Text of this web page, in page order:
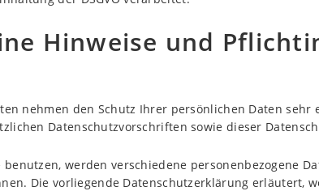
Hinweise und
nehmen den Schutz Ihrer persönlichen Daten
Datenschutzvorschriften sowie dieser
benutzen, werden verschiedene personenbezogene
Die vorliegende Datenschutzerklärung erläutert,